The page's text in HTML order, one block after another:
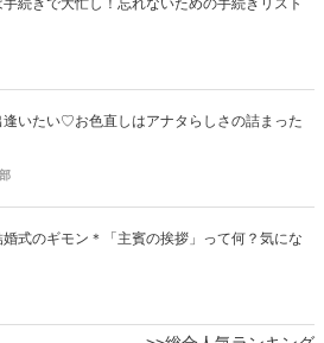
続きで大忙し！忘れないための手続きリスト
逢いたい♡お色直しはアナタらしさの詰まった
式のギモン＊「主賓の挨拶」って何？気にな